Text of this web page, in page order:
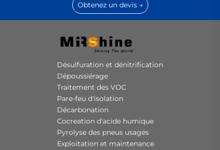
Obtenez un devis →
Désulfuration et dénitrification
Dépoussiérage
Traitement des VOC
Pare-feu d'isolation
Décarbonation
Cocreation d'acide humique
Pyrolyse des pneus usagés
Exploitation et maintenance